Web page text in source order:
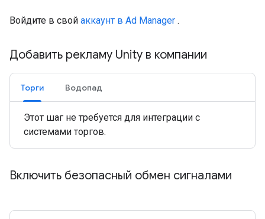
Войдите в свой аккаунт в Ad Manager .
Добавить рекламу Unity в компании
Торги Водопад
Этот шаг не требуется для интеграции с
системами торгов.
Включить безопасный обмен сигналами